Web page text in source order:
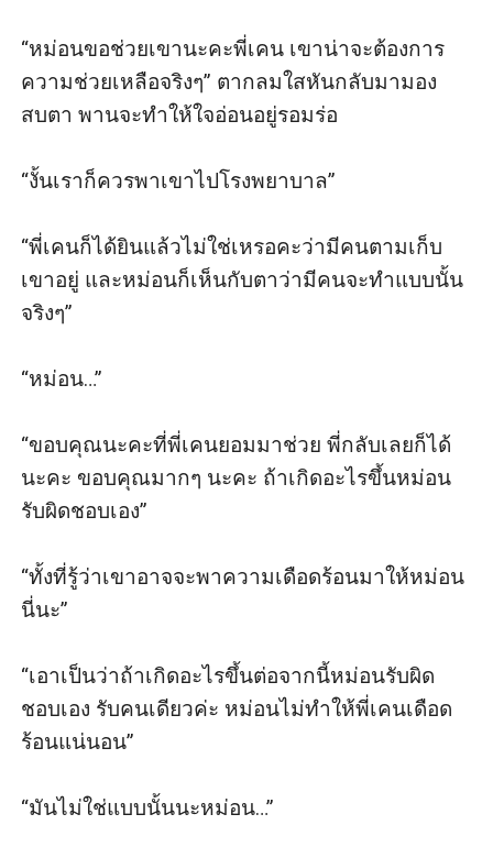
“หม่อนขอช่วยเขานะคะพี่เคน เขาน่าจะต้องการ
ความช่วยเหลือจริงๆ” ตากลมใสหันกลับมามอง
สบตา พานจะทำให้ใจอ่อนอยู่รอมร่อ
“งั้นเราก็ควรพาเขาไปโรงพยาบาล”
“พี่เคนก็ได้ยินแล้วไม่ใช่เหรอคะว่ามีคนตามเก็บ
เขาอยู่ และหม่อนก็เห็นกับตาว่ามีคนจะทำแบบนั้น
จริงๆ”
“หม่อน…”
“ขอบคุณนะคะที่พี่เคนยอมมาช่วย พี่กลับเลยก็ได้
นะคะ ขอบคุณมากๆ นะคะ ถ้าเกิดอะไรขึ้นหม่อน
รับผิดชอบเอง”
“ทั้งที่รู้ว่าเขาอาจจะพาความเดือดร้อนมาให้หม่อน
นี่นะ”
“เอาเป็นว่าถ้าเกิดอะไรขึ้นต่อจากนี้หม่อนรับผิด
ชอบเอง รับคนเดียวค่ะ หม่อนไม่ทำให้พี่เคนเดือด
ร้อนแน่นอน”
“มันไม่ใช่แบบนั้นนะหม่อน…”